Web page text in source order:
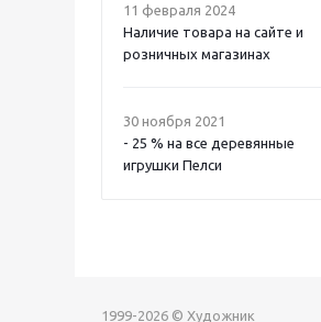
11 февраля 2024
Наличие товара на сайте и
розничных магазинах
30 ноября 2021
- 25 % на все деревянные
игрушки Пелси
1999-2026 © Художник